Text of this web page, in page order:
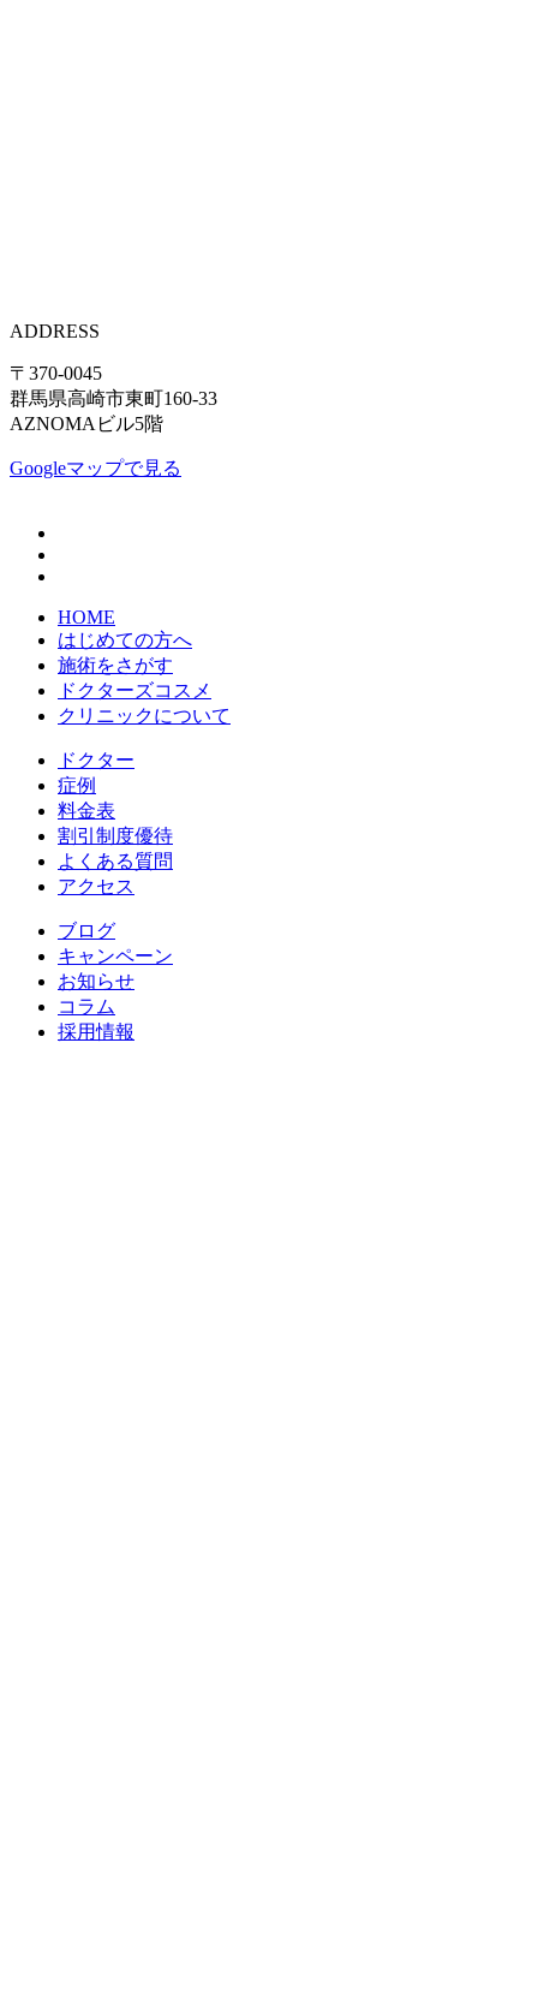
ADDRESS
〒370-0045
群馬県高崎市東町160-33
AZNOMAビル5階
Googleマップで見る
HOME
はじめての方へ
施術をさがす
ドクターズコスメ
クリニックについて
ドクター
症例
料金表
割引制度優待
よくある質問
アクセス
ブログ
キャンペーン
お知らせ
コラム
採用情報